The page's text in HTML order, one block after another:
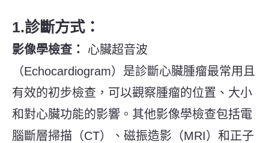
1.診斷方式：
影像學檢查：
心臟超音波
（Echocardiogram）是診斷心臟腫瘤最常用且
有效的初步檢查，可以觀察腫瘤的位置、大小
和對心臟功能的影響。其他影像學檢查包括電
腦斷層掃描（CT）、磁振造影（MRI）和正子